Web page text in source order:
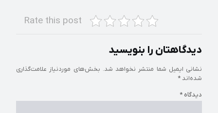
Rate this post
دیدگاهتان را بنویسید
نشانی ایمیل شما منتشر نخواهد شد. بخش‌های موردنیاز علامت‌گذاری
شده‌اند *
دیدگاه *